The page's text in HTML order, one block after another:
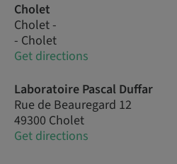
Cholet
Cholet -
- Cholet
Get directions
Laboratoire Pascal Duffar
Rue de Beauregard 12
49300 Cholet
Get directions